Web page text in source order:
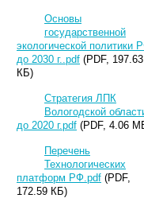
Основы
государственной
экологической политики
до 2030 г..pdf (PDF, 197.63
КБ)
Стратегия ЛПК
Вологодской
до 2020 г.pdf (PDF, 4.06
Перечень
Технологических
платформ РФ.pdf (PDF,
172.59 КБ)